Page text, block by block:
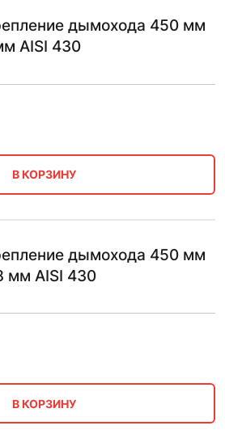
дымохода 450 мм
AISI 430
В КОРЗИНУ
дымохода 450 мм
мм AISI 430
В КОРЗИНУ